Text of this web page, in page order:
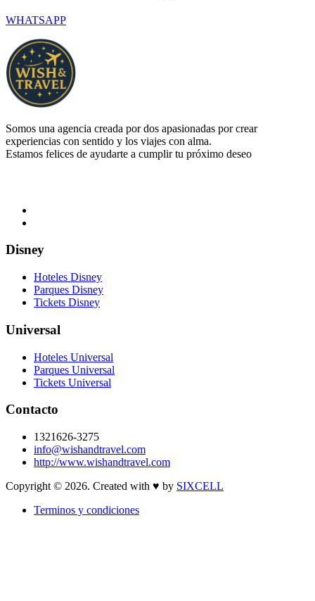
WHATSAPP
Somos una agencia creada por dos apasionadas por crear
experiencias con sentido y los viajes con alma.
Estamos felices de ayudarte a cumplir tu próximo deseo
Disney
Hoteles Disney
Parques Disney
Tickets Disney
Universal
Hoteles Universal
Parques Universal
Tickets Universal
Contacto
1321626-3275
info@wishandtravel.com
http://www.wishandtravel.com
Copyright © 2026. Created with ♥ by SIXCELL
Terminos y condiciones